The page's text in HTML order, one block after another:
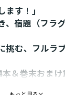
す！」
、宿題（フラ
挑む、フルラ
＆巻末おま